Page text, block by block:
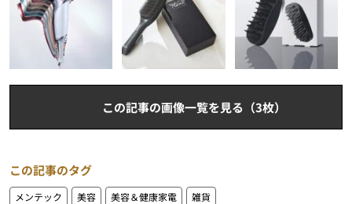
この記事の画像一覧を見る（3枚）
この記事のタグ
メンテック 美容 美容＆健康家電 雑貨